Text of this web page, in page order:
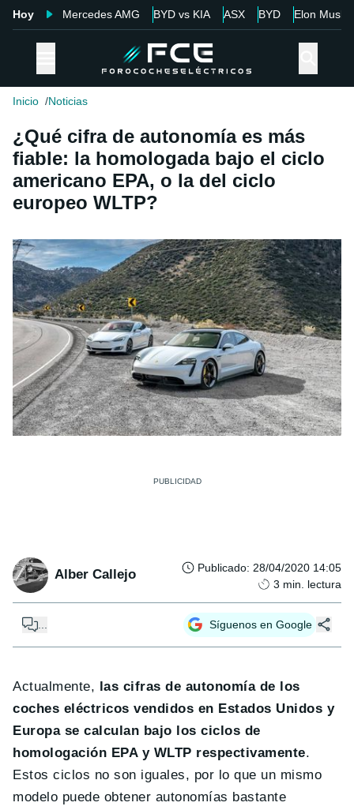
Hoy Mercedes AMG BYD vs KIA ASX BYD Elon Musk
Inicio Noticias
¿Qué cifra de autonomía es más
fiable: la homologada bajo el ciclo
americano EPA, o la del ciclo
europeo WLTP?
Alber Callejo Publicado: 28/04/2020 14:05
3 min. lectura
Síguenos en Google
Actualmente, las cifras de autonomía de los
coches eléctricos vendidos en Estados Unidos y
Europa se calculan bajo los ciclos de
homologación EPA y WLTP respectivamente.
Estos ciclos no son iguales, por lo que un mismo
modelo puede obtener autonomías bastante